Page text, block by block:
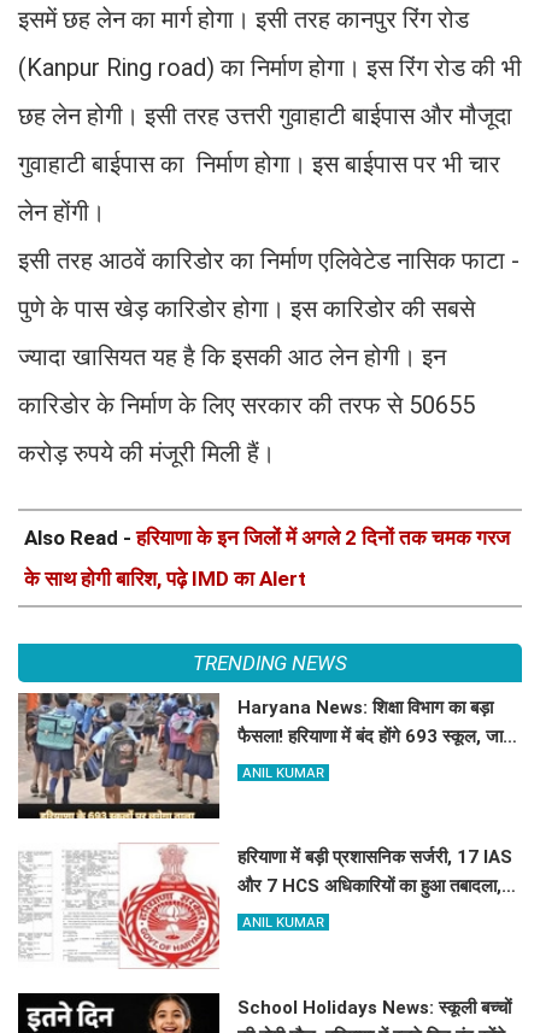
इसमें छह लेन का मार्ग होगा। इसी तरह कानपुर रिंग रोड
(Kanpur Ring road) का निर्माण होगा। इस रिंग रोड की भी
छह लेन होगी। इसी तरह उत्तरी गुवाहाटी बाईपास और मौजूदा
गुवाहाटी बाईपास का निर्माण होगा। इस बाईपास पर भी चार
लेन होंगी।
इसी तरह आठवें कारिडोर का निर्माण एलिवेटेड नासिक फाटा -
पुणे के पास खेड़ कारिडोर होगा। इस कारिडोर की सबसे
ज्यादा खासियत यह है कि इसकी आठ लेन होगी। इन
कारिडोर के निर्माण के लिए सरकार की तरफ से 50655
करोड़ रुपये की मंजूरी मिली हैं।
Also Read -हरियाणा के इन जिलों में अगले 2 दिनों तक चमक गरज
के साथ होगी बारिश, पढ़े IMD का Alert
TRENDING NEWS
Haryana News: शिक्षा विभाग का बड़ा
फैसला! हरियाणा में बंद होंगे 693 स्कूल, जाने
क्या है कारण
ANIL KUMAR
हरियाणा में बड़ी प्रशासनिक सर्जरी, 17 IAS
और 7 HCS अधिकारियों का हुआ तबादला,
यहां देखें पूरी लिस्ट
ANIL KUMAR
School Holidays News: स्कूली बच्चों